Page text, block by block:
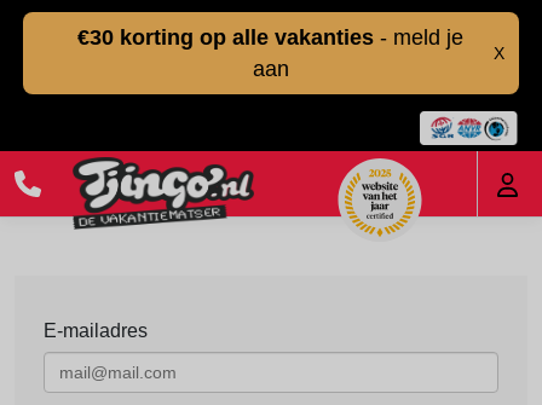
€30 korting op alle vakanties - meld je
aan
X
E-mailadres